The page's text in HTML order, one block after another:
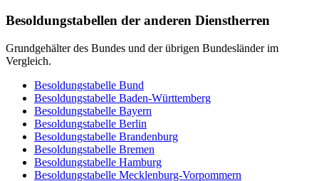
Besoldungstabellen der anderen Dienstherren
Grundgehälter des Bundes und der übrigen Bundesländer im
Vergleich.
Besoldungstabelle Bund
Besoldungstabelle Baden-Württemberg
Besoldungstabelle Bayern
Besoldungstabelle Berlin
Besoldungstabelle Brandenburg
Besoldungstabelle Bremen
Besoldungstabelle Hamburg
Besoldungstabelle Mecklenburg-Vorpommern